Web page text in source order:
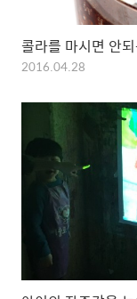
콜라를 마시면 안
2016.04.28